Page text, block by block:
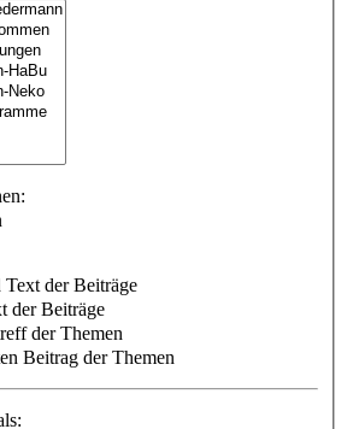
der Beiträge
der Beiträge
der Themen
Beitrag der Themen